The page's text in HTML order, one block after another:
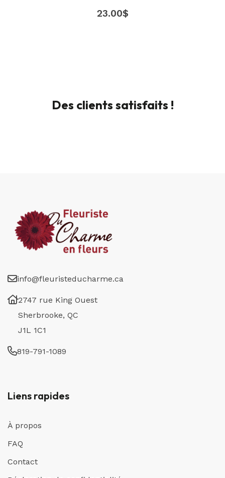
23.00$
Des clients satisfaits !
info@fleuristeducharme.ca
2747 rue King Ouest
Sherbrooke, QC
J1L 1C1
819-791-1089
Liens rapides
À propos
FAQ
Contact